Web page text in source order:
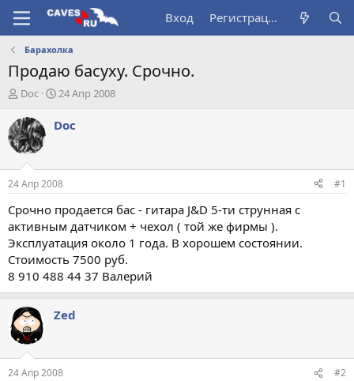
Вход Регистрация
Барахолка
Продаю басуху. Срочно.
А
т
о
р
т
е
м
ы
Doc
Д
т
ч
а
л
а
24 Апр 2008
Doc
24 Апр 2008 #1
Срочно продается бас - гитара J&D 5-ти струнная с
активным датчиком + чехол ( той же фирмы ).
Эксплуатация около 1 года. В хорошем состоянии.
Стоимость 7500 руб.
8 910 488 44 37 Валерий
Zed
24 Апр 2008 #2